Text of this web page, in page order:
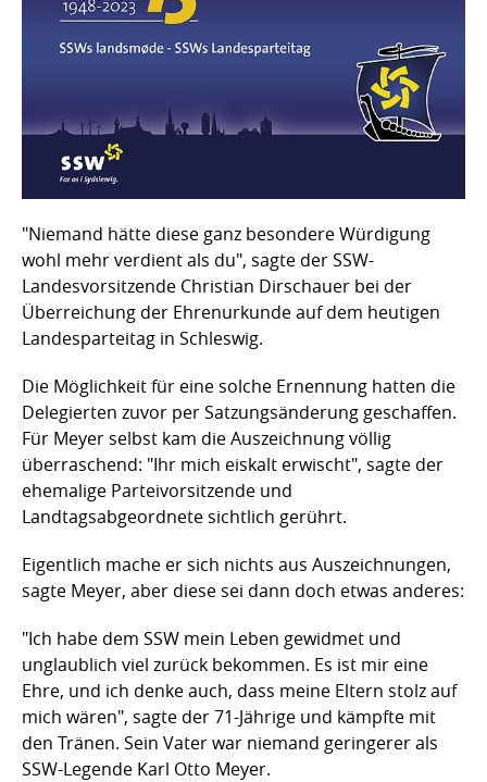
"Niemand hätte diese ganz besondere Würdigung
wohl mehr verdient als du", sagte der SSW-
Landesvorsitzende Christian Dirschauer bei der
Überreichung der Ehrenurkunde auf dem heutigen
Landesparteitag in Schleswig.
Die Möglichkeit für eine solche Ernennung hatten die
Delegierten zuvor per Satzungsänderung geschaffen.
Für Meyer selbst kam die Auszeichnung völlig
überraschend: "Ihr mich eiskalt erwischt", sagte der
ehemalige Parteivorsitzende und
Landtagsabgeordnete sichtlich gerührt.
Eigentlich mache er sich nichts aus Auszeichnungen,
sagte Meyer, aber diese sei dann doch etwas anderes:
"Ich habe dem SSW mein Leben gewidmet und
unglaublich viel zurück bekommen. Es ist mir eine
Ehre, und ich denke auch, dass meine Eltern stolz auf
mich wären", sagte der 71-Jährige und kämpfte mit
den Tränen. Sein Vater war niemand geringerer als
SSW-Legende Karl Otto Meyer.